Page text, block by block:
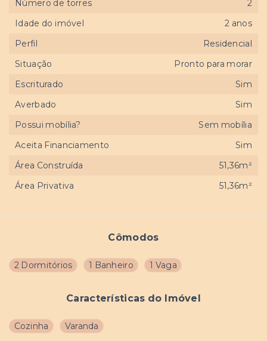
Cômodos
2 Dormitórios 1 Banheiro 1 Vaga
Características do Imóvel
Cozinha Varanda
Número de torres
2
Idade do imóvel
2 anos
Perfil
Residencial
Situação
Pronto para morar
Escriturado
Sim
Averbado
Sim
Possui mobília?
Sem mobília
Aceita Financiamento
Sim
Área Construída
51,36m²
Área Privativa
51,36m²